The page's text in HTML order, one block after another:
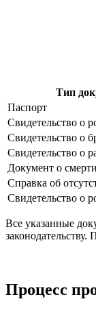
Тип
Паспорт
Свидетельство о
Свидетельство о
Свидетельство о
Документ о смерти
Справка об
Свидетельство о
Все указанные
Процесс